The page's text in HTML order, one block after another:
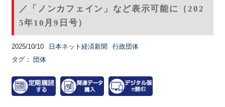
／「ノンカフェイン」など表示可能に（202
5年10月9日号）
2025/10/10 日本ネット経済新聞
行政団体
タグ：
団体